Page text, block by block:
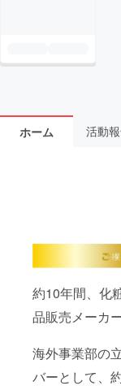
ホーム 活動
約10年間、化
品販売メーカ
海外事業部の
バーとして、